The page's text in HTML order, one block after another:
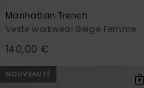
Manhattan Trench
Veste workwear Beige Femme
140,00 €
NOUVEAUTÉ